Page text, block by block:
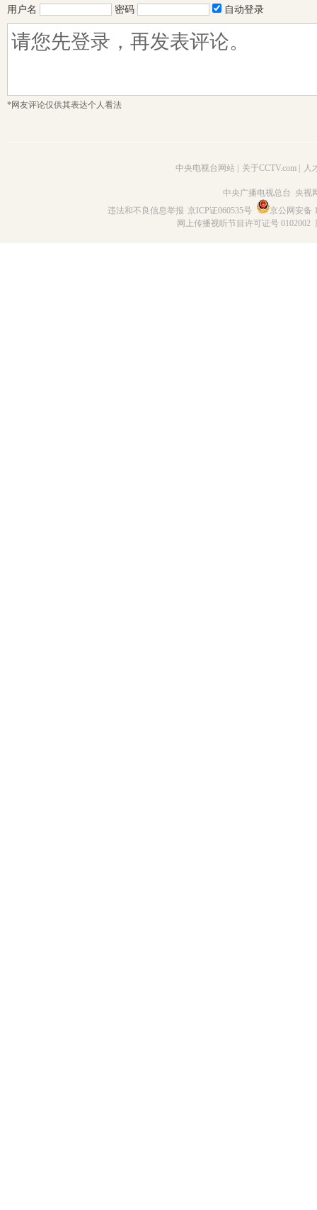
用户名 密码 自动登录
*网友评论仅供其表达个人看法
中央电视台网站 关于CCTV.com 人
中央广播电视总台 央视
违法和不良信息举报 京ICP证060535号
京公网安备
网上传播视听节目许可证号 0102002